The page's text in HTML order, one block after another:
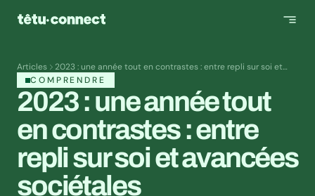
Articles
2023 : une année tout en contrastes : entre repli sur soi et
avancées sociétales
COMPRENDRE
2023 : une année tout
en contrastes : entre
repli sur soi et avancées
sociétales